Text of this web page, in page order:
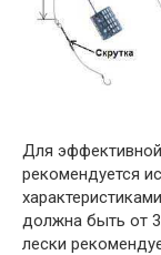
Для
рекомендуется
должна быть от
лески